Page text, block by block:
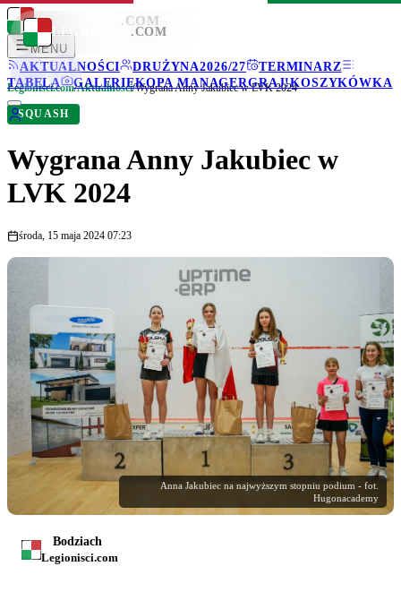
LEGIONISCI .COM
MENU
AKTUALNOŚCI
DRUŻYNA2026/27
TERMINARZ
TABELA
GALERIEKOPA MANAGERGRAJ!KOSZYKÓWKA
LEGIONISCI .COM
Legionisci.com/Aktualności/Wygrana Anny Jakubiec w LVK 2024
SQUASH
Wygrana Anny Jakubiec w
LVK 2024
środa, 15 maja 2024 07:23
Anna Jakubiec na najwyższym stopniu podium - fot.
Hugonacademy
Bodziach
Legionisci.com